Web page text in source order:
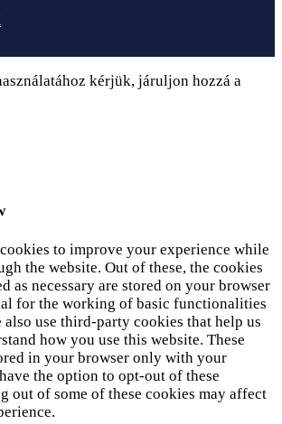
kérjük, járuljon hozzá a
to improve your experience while
the website. Out of these, the cookies
as necessary are stored on your browser
for the working of basic functionalities
also use third-party cookies that help us
how you use this website. These
in your browser only with your
the option to opt-out of these
out of some of these cookies may affect